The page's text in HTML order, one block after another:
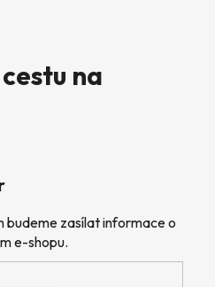
na
budeme zasílat informace o
e-shopu.